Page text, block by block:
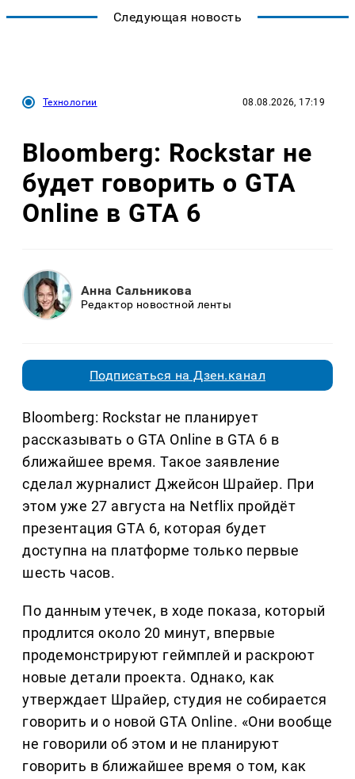
Следующая новость
Технологии 08.08.2026, 17:19
Bloomberg: Rockstar не
будет говорить о GTA
Online в GTA 6
Анна Сальникова
Редактор новостной ленты
Подписаться на Дзен.канал
Bloomberg: Rockstar не планирует
рассказывать о GTA Online в GTA 6 в
ближайшее время. Такое заявление
сделал журналист Джейсон Шрайер. При
этом уже 27 августа на Netflix пройдёт
презентация GTA 6, которая будет
доступна на платформе только первые
шесть часов.
По данным утечек, в ходе показа, который
продлится около 20 минут, впервые
продемонстрируют геймплей и раскроют
новые детали проекта. Однако, как
утверждает Шрайер, студия не собирается
говорить и о новой GTA Online. «Они вообще
не говорили об этом и не планируют
говорить в ближайшее время о том, как